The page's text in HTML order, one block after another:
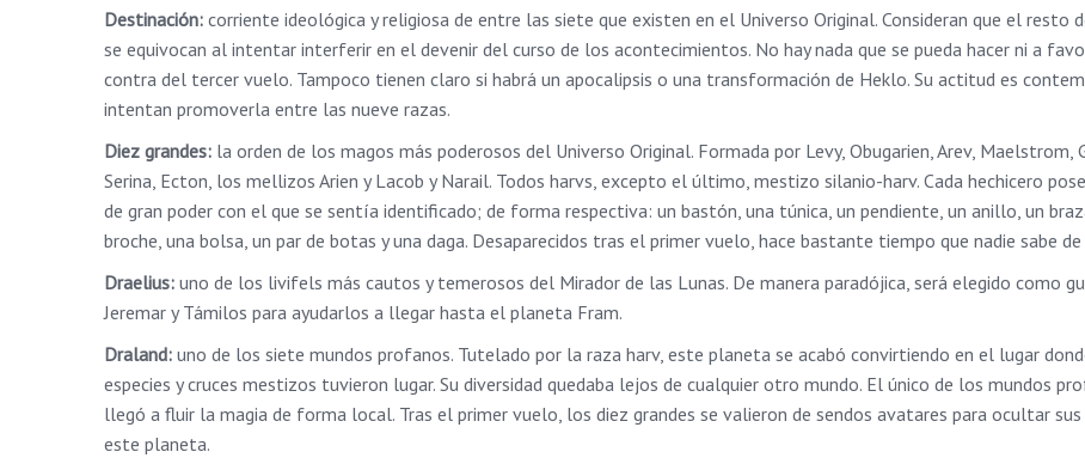
Destinación: corriente ideológica y religiosa de entre las siete que existen en el Universo Original. Consideran que el resto
se equivocan al intentar interferir en el devenir del curso de los acontecimientos. No hay nada que se pueda hacer ni a
contra del tercer vuelo. Tampoco tienen claro si habrá un apocalipsis o una transformación de Heklo. Su actitud es
intentan promoverla entre las nueve razas.
Diez grandes: la orden de los magos más poderosos del Universo Original. Formada por Levy, Obugarien, Arev, Maelstrom,
Serina, Ecton, los mellizos Arien y Lacob y Narail. Todos harvs, excepto el último, mestizo silanio-harv. Cada hechicero
de gran poder con el que se sentía identificado; de forma respectiva: un bastón, una túnica, un pendiente, un anillo, un
broche, una bolsa, un par de botas y una daga. Desaparecidos tras el primer vuelo, hace bastante tiempo que nadie sabe
Draelius: uno de los livifels más cautos y temerosos del Mirador de las Lunas. De manera paradójica, será elegido como
Jeremar y Támilos para ayudarlos a llegar hasta el planeta Fram.
Draland: uno de los siete mundos profanos. Tutelado por la raza harv, este planeta se acabó convirtiendo en el lugar
especies y cruces mestizos tuvieron lugar. Su diversidad quedaba lejos de cualquier otro mundo. El único de los mundos
llegó a fluir la magia de forma local. Tras el primer vuelo, los diez grandes se valieron de sendos avatares para ocultar
este planeta.